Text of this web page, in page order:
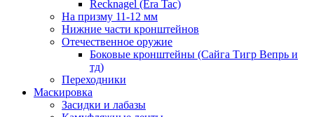
Recknagel (Era Tac)
На призму 11-12 мм
Нижние части кронштейнов
Отечественное оружие
Боковые кронштейны (Сайга Тигр Вепрь и
тд)
Переходники
Маскировка
Засидки и лабазы